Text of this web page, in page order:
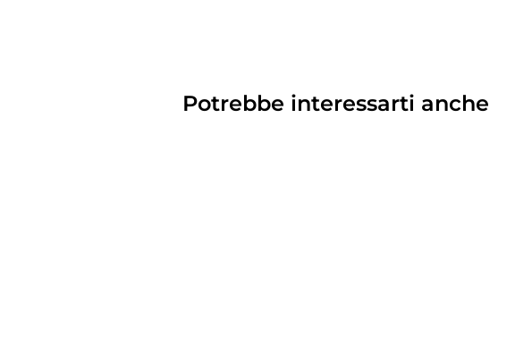
Potrebbe interessarti anche